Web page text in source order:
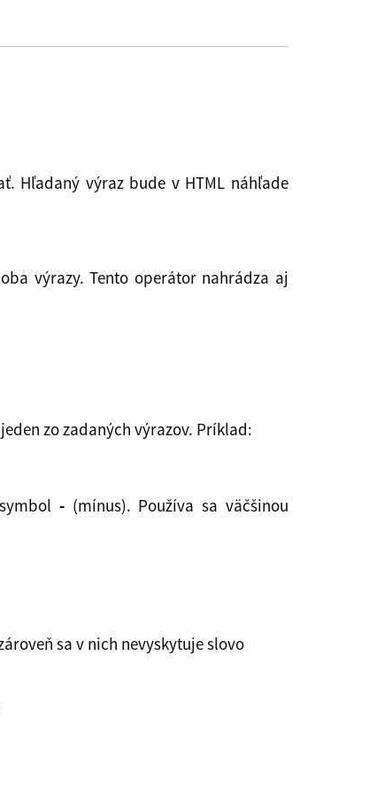
Hľadaný výraz bude v HTML náhľade
výrazy. Tento operátor nahrádza aj
zo zadaných výrazov. Príklad:
-(mínus). Používa sa väčšinou
sa v nich nevyskytuje slovo